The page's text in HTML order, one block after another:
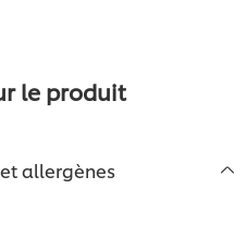
le produit
allergènes